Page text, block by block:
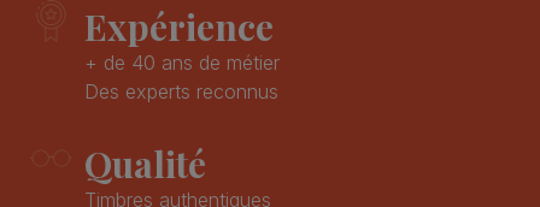
Expérience
+ de 40 ans de métier
Des experts reconnus
Qualité
Timbres authentiques